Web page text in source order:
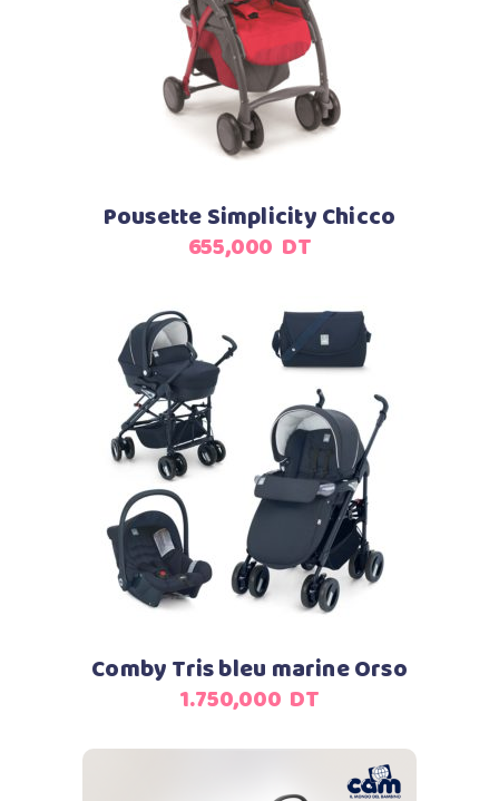
Ajouter au panier
Pousette Simplicity Chicco
655,000 DT
Ajouter au panier
Comby Tris bleu marine Orso
1.750,000 DT